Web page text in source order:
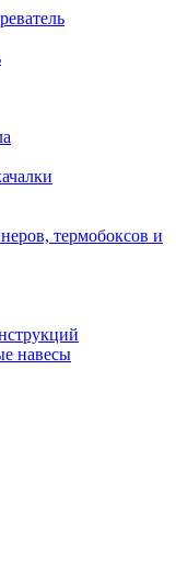
термобоксов и
навесы